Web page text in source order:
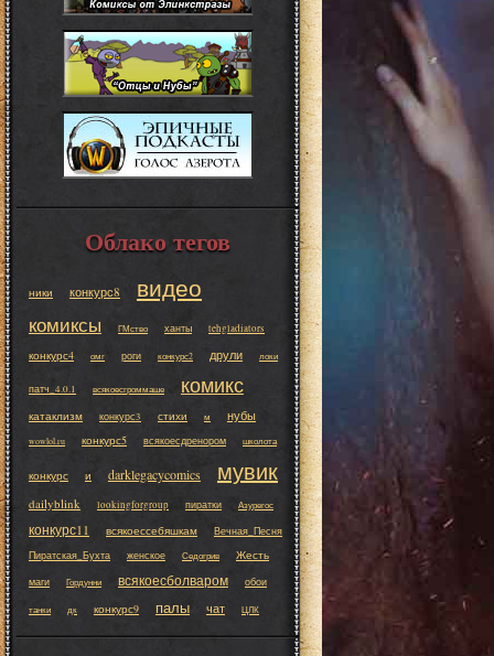
Облако тегов
ники конкурс8 видео
комиксы ГМство ханты tehgladiators
конкурс4 омг роги конкурс2 друли локи
патч_4.0.1 всякоесгроммаше комикс
катаклизм конкурс3 стихи м нубы
wowlol.ru конкурс5 всякоесдренором школота
конкурс и darklegacycomics мувик
dailyblink lookingforgroup пиратки Азурегос
конкурс11 всякоессебяшкам
Вечная_Песня
Пиратская_Бухта
женское Седогрив Жесть
маги Гордунни всякоесболваром обои
танки дк конкурс9 палы чат ЦЛК